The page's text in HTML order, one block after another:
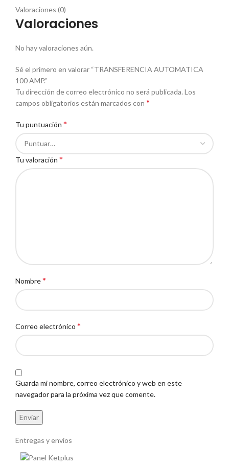
Valoraciones (0)
Valoraciones
No hay valoraciones aún.
Sé el primero en valorar “TRANSFERENCIA AUTOMATICA
100 AMP.”
Tu dirección de correo electrónico no será publicada.Los
campos obligatorios están marcados con *
Tu puntuación *
Tu valoración *
Nombre*
Correo electrónico *
Guarda mi nombre, correo electrónico y web en este
navegador para la próxima vez que comente.
Entregas y envios